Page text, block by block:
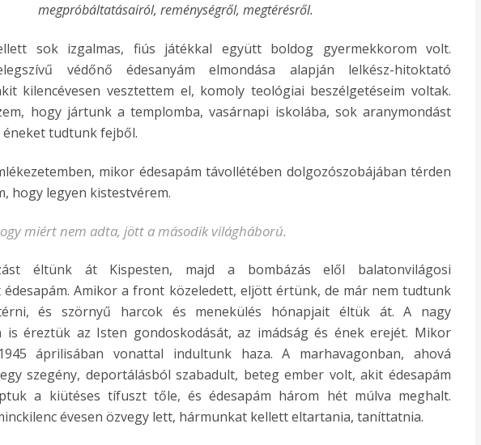
megpróbáltatásairól, reménységről, megtérésről.
sok izgalmas, fiús játékkal együtt boldog gyermekkorom volt.
védőnő édesanyám elmondása alapján lelkész-hitoktató
kilencévesen vesztettem el, komoly teológiai beszélgetéseim voltak.
hogy jártunk a templomba, vasárnapi iskolába, sok aranymondást
tudtunk fejből.
mikor édesapám távollétében dolgozószobájában térden
hogy legyen kistestvérem.
miért nem adta, jött a második világháború.
éltünk át Kispesten, majd a bombázás elől balatonvilágosi
Amikor a front közeledett, eljött értünk, de már nem tudtunk
és szörnyű harcok és menekülés hónapjait éltük át. A nagy
is éreztük az Isten gondoskodását, az imádság és ének erejét. Mikor
áprilisában vonattal indultunk haza. A marhavagonban, ahová
szegény, deportálásból szabadult, beteg ember volt, akit édesapám
a kiütéses tífuszt tőle, és édesapám három hét múlva meghalt.
évesen özvegy lett, hármunkat kellett eltartania, taníttatnia.